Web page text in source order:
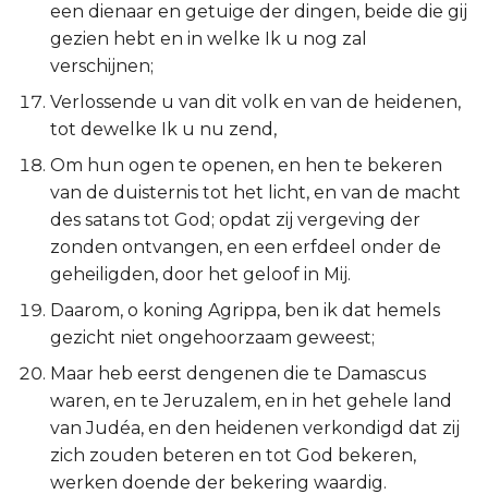
Hábakuk
Zefánja
Zacharía
Maleáchi
een dienaar en getuige der dingen, beide die gij
gezien hebt en in welke Ik u nog zal
verschijnen;
Verlossende u van dit volk en van de heidenen,
tot dewelke Ik u nu zend,
Om hun ogen te openen, en hen te bekeren
van de duisternis tot het licht, en van de macht
des satans tot God; opdat zij vergeving der
zonden ontvangen, en een erfdeel onder de
geheiligden, door het geloof in Mij.
Daarom, o koning Agrippa, ben ik dat hemels
gezicht niet ongehoorzaam geweest;
Maar heb eerst dengenen die te Damascus
waren, en te Jeruzalem, en in het gehele land
van Judéa, en den heidenen verkondigd dat zij
zich zouden beteren en tot God bekeren,
werken doende der bekering waardig.